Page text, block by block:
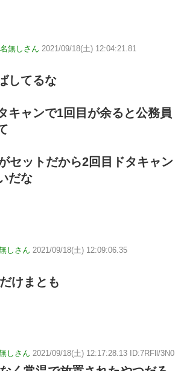
無しさん 2021/09/18(土) 12:04:21.81
してるな
キャンで1回目が余ると公務員
セットだから2回目ドタキャン
だな
しさん 2021/09/18(土) 12:09:06.35
けまとも
しさん 2021/09/18(土) 12:17:28.13 ID:7RFll/3N0